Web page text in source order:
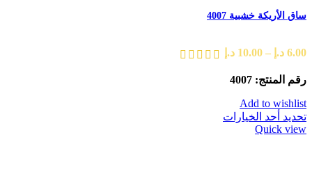
ساق الأريكة خشبية 4007
6.00 د.إ –
10.00 د.إ
رقم المنتج: 4007
Add to wishlist
تحديد أحد الخيارات
Quick view